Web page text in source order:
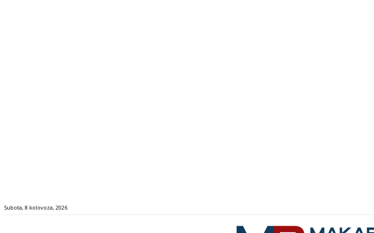
Subota, 8 kolovoza, 2026